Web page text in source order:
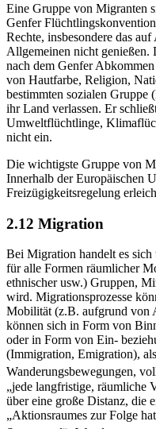
Eine Gruppe von Migranten
Genfer
Rechte, insbesondere das
Allgemeinen nicht genießen.
nach dem Genfer
von Hautfarbe, Religion,
bestimmten sozialen Gruppe
ihr Land verlassen. Er
Umweltflüchtlinge,
nicht ein.
Die wichtigste Gruppe von
Innerhalb der Europäischen
Freizügigkeitsregelung
2.12 Migration
Bei Migration handelt es
für alle Formen räumlicher
ethnischer usw.) Gruppen,
wird. Migrationsprozesse
Mobilität (z.B. aufgrund von
können sich in Form von
oder in Form von Ein-
(Immigration, Emigration),
Wanderungsbewegungen,
„jede langfristige, räumliche
über eine große Distanz, die
„Aktionsraumes zur Folge